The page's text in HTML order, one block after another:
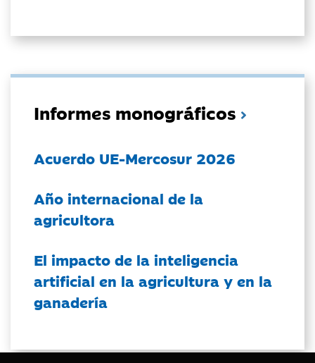
Informes monográficos
Acuerdo UE-Mercosur 2026
Año internacional de la
agricultora
El impacto de la inteligencia
artificial en la agricultura y en la
ganadería